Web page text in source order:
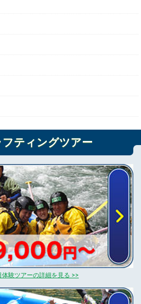
フティングツアー
験ツアーの詳細を見る >>